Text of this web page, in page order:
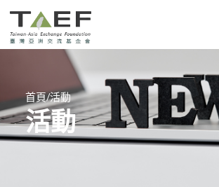
Skip to main content
TAEF
p
a
g
首頁/活動
活動